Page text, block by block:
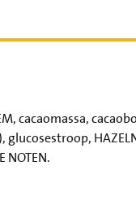
cacaomassa,
glucosestroop,
NOTEN.